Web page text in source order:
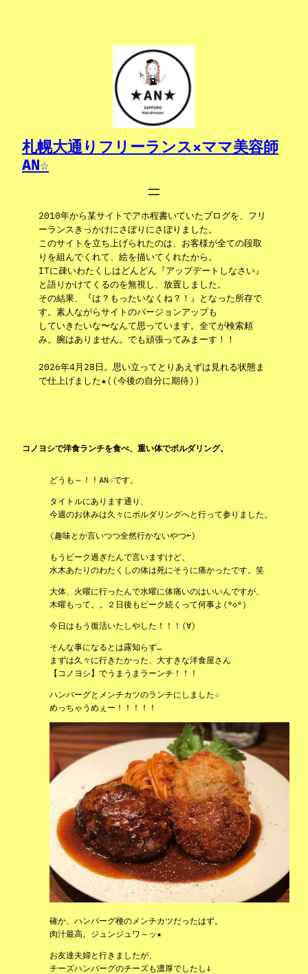
札幌大通りフリーランス×ママ美容師
AN☆
2010年から某サイトでアホ程書いていたブログを、フリ
ーランスきっかけにさぼりにさぼりました。
このサイトを立ち上げられたのは、お客様が全ての段取
りを組んでくれて、絵を描いてくれたから。
ITに疎いわたくしはどんどん『アップデートしなさい』
と語りかけてくるのを無視し、放置しました。
その結果、『は？もったいなくね？！』となった所存で
す。素人ながらサイトのバージョンアップも
していきたいな〜なんて思っています。全てが検索頼
み。腕はありません。でも頑張ってみまーす！！
2026年4月28日。思い立ってとりあえずは見れる状態ま
で仕上げました★((今後の自分に期待))
コノヨシで洋食ランチを食べ、重い体でボルダリング。
どうも～！！AN☆です。
タイトルにあります通り、
今週のお休みは久々にボルダリングへと行って参りました。
(趣味とか言いつつ全然行かないやつ←)
もうピーク過ぎたんで言いますけど、
水木あたりのわたくしの体は死にそうに痛かったです。笑
大体、火曜に行ったんで水曜に体痛いのはいいんですが、
木曜もって。。２日後もピーク続くって何事よ(°◇°)
今日はもう復活いたしやした！！！(∀)
そんな事になるとは露知らず…
まずは久々に行きたかった、大すきな洋食屋さん
【コノヨシ】でうまうまラーンチ！！！
ハンバーグとメンチカツのランチにしました☆
めっちゃうめぇー！！！！！
確か、ハンバーグ種のメンチカツだったはず。
肉汁最高。ジュンジュワ～ッ★
お友達夫婦と行きましたが、
チーズハンバーグのチーズも濃厚でしたし↓